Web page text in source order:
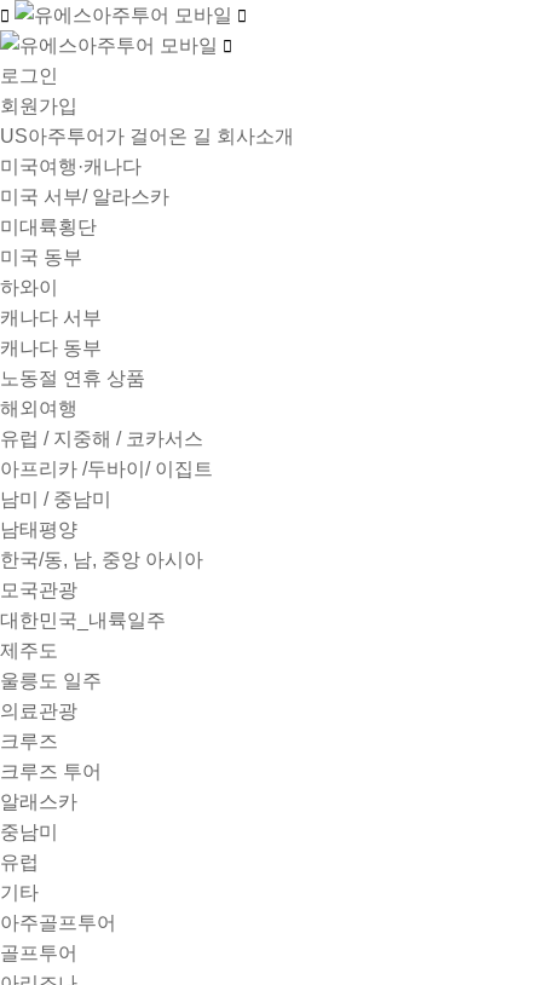
로그인
회원가입
US아주투어가 걸어온 길 회사소개
미국여행·캐나다
미국 서부/ 알라스카
미대륙횡단
미국 동부
하와이
캐나다 서부
캐나다 동부
노동절 연휴 상품
해외여행
유럽 / 지중해 / 코카서스
아프리카 /두바이/ 이집트
남미 / 중남미
남태평양
한국/동, 남, 중앙 아시아
모국관광
대한민국_내륙일주
제주도
울릉도 일주
의료관광
크루즈
크루즈 투어
알래스카
중남미
유럽
기타
아주골프투어
골프투어